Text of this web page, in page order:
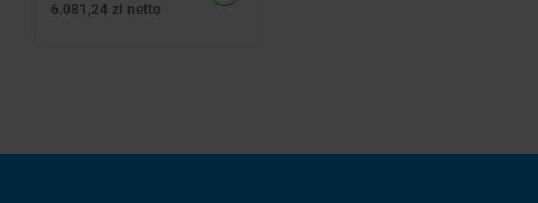
6.081,24 zł netto